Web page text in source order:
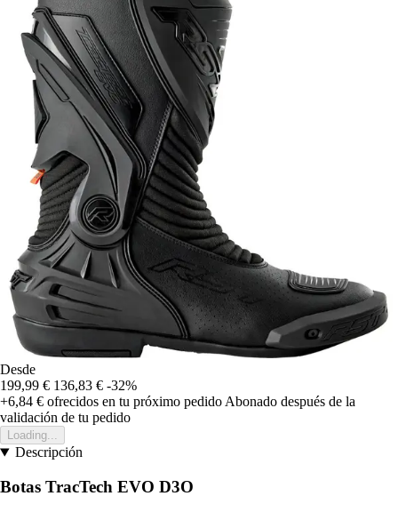
Desde
199,99 € 136,83 € -32%
+6,84 € ofrecidos en tu próximo pedido Abonado después de la
validación de tu pedido
Loading...
Descripción
Botas TracTech EVO D3O